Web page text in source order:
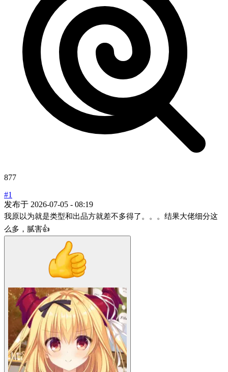
877
#1
发布于 2026-07-05 - 08:19
我原以为就是类型和出品方就差不多得了。。。结果大佬细分这
么多，腻害👍